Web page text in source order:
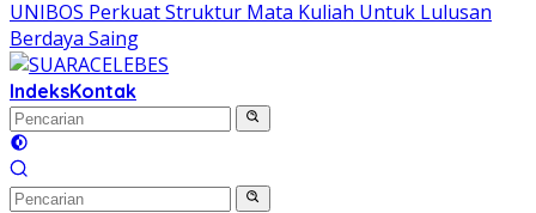
UNIBOS Perkuat Struktur Mata Kuliah Untuk Lulusan
Berdaya Saing
IndeksKontak